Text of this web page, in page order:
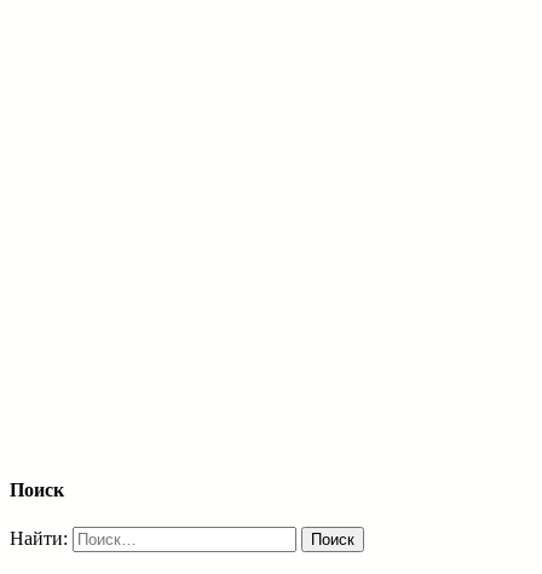
Поиск
Найти: